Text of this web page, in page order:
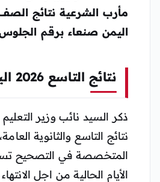
اليمن صنعاء برقم
نتائج التاسع 2026 اليمن
ذكر السيد نائب وزير
نتائج التاسع والثانوية
المتخصصة في التصحيح
الأيام الحالية من اجل